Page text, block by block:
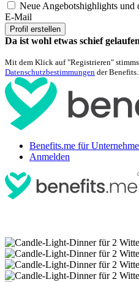
Neue Angebotshighlights und
E-Mail
Profil erstellen
Da ist wohl etwas schief
Mit dem Klick auf "Registrieren"
Datenschutzbestimmungen der
Benefits.me für
Anmelden